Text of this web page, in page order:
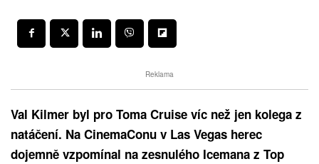
Reklama
Val Kilmer byl pro Toma Cruise víc než jen kolega z
natáčení. Na CinemaConu v Las Vegas herec
dojemně vzpomínal na zesnulého Icemana z Top